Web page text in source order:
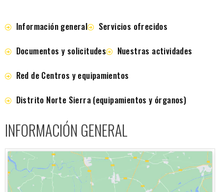
Información general
Servicios ofrecidos
Documentos y solicitudes
Nuestras actividades
Red de Centros y equipamientos
Distrito Norte Sierra (equipamientos y órganos)
INFORMACIÓN GENERAL